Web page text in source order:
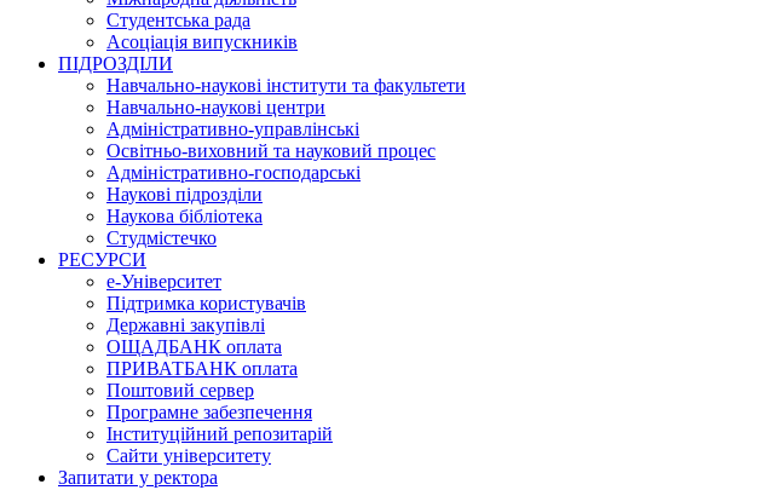
Студентська рада
Асоціація випускників
ПІДРОЗДІЛИ
Навчально-наукові інститути та факультети
Навчально-наукові центри
Адміністративно-управлінські
Освітньо-виховний та науковий процес
Адміністративно-господарські
Наукові підрозділи
Наукова бібліотека
Студмістечко
РЕСУРСИ
е-Університет
Підтримка користувачів
Державні закупівлі
ОЩАДБАНК оплата
ПРИВАТБАНК оплата
Поштовий сервер
Програмне забезпечення
Інституційний репозитарій
Сайти університету
Запитати у ректора